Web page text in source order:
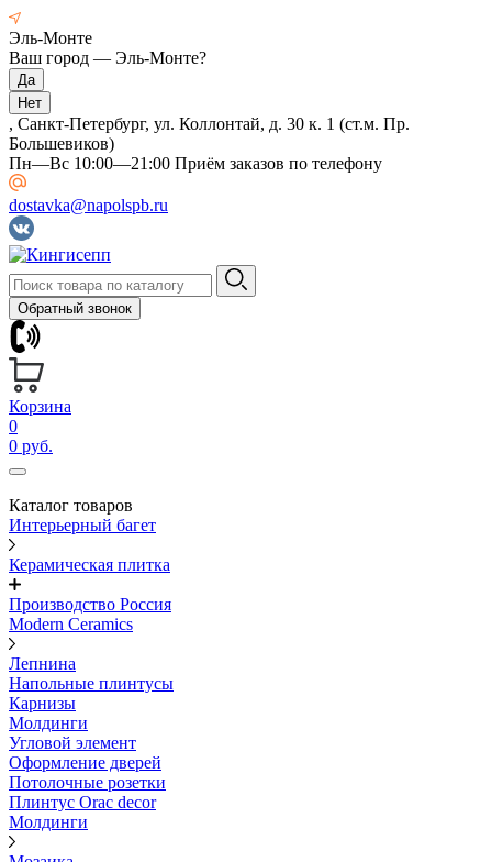
Эль-Монте
Ваш город — Эль-Монте?
, Санкт-Петербург, ул. Коллонтай, д. 30 к. 1 (ст.м. Пр.
Большевиков)
Пн—Вс 10:00—21:00 Приём заказов по телефону
dostavka@napolspb.ru
Обратный звонок
Корзина
0
0 руб.
Каталог товаров
Интерьерный багет
Керамическая плитка
Производство Россия
Modern Ceramics
Лепнина
Напольные плинтусы
Карнизы
Молдинги
Угловой элемент
Оформление дверей
Потолочные розетки
Плинтус Orac decor
Молдинги